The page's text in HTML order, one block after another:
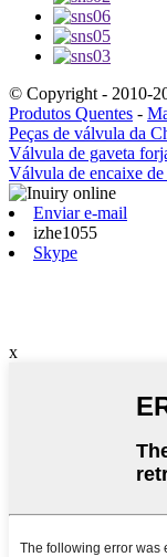
© Copyright - 2010-
Produtos Quentes -
Peças de válvula da
Válvula de gaveta
Válvula de encaixe
Enviar e-mail
izhe1055
Skype
x